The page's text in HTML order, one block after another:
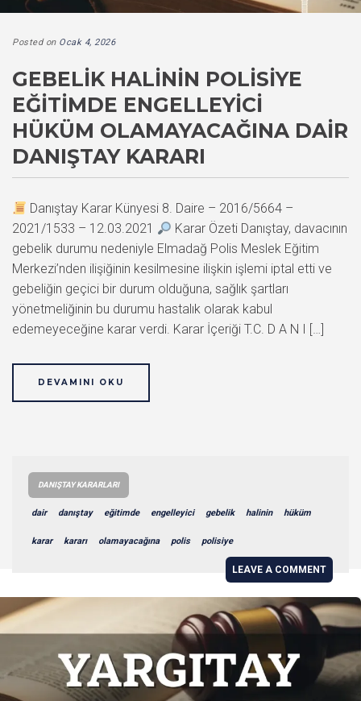
Posted on Ocak 4, 2026
GEBELIK HALININ POLISIYE
EĞITIMDE ENGELLEYICI
HÜKÜM OLAMAYACAĞINA DAIR
DANIŞTAY KARARI
Danıştay Karar Künyesi 8. Daire – 2016/5664 –
2021/1533 – 12.03.2021
Karar Özeti Danıştay, davacının
gebelik durumu nedeniyle Elmadağ Polis Meslek Eğitim
Merkezi’nden ilişiğinin kesilmesine ilişkin işlemi iptal etti ve
gebeliğin geçici bir durum olduğuna, sağlık şartları
yönetmeliğinin bu durumu hastalık olarak kabul
edemeyeceğine karar verdi. Karar İçeriği T.C. D A N I […]
DEVAMINI OKU
DANIŞTAY KARARLARI
dair danıştay eğitimde engelleyici gebelik halinin hüküm
karar kararı olamayacağına polis polisiye
LEAVE A COMMENT